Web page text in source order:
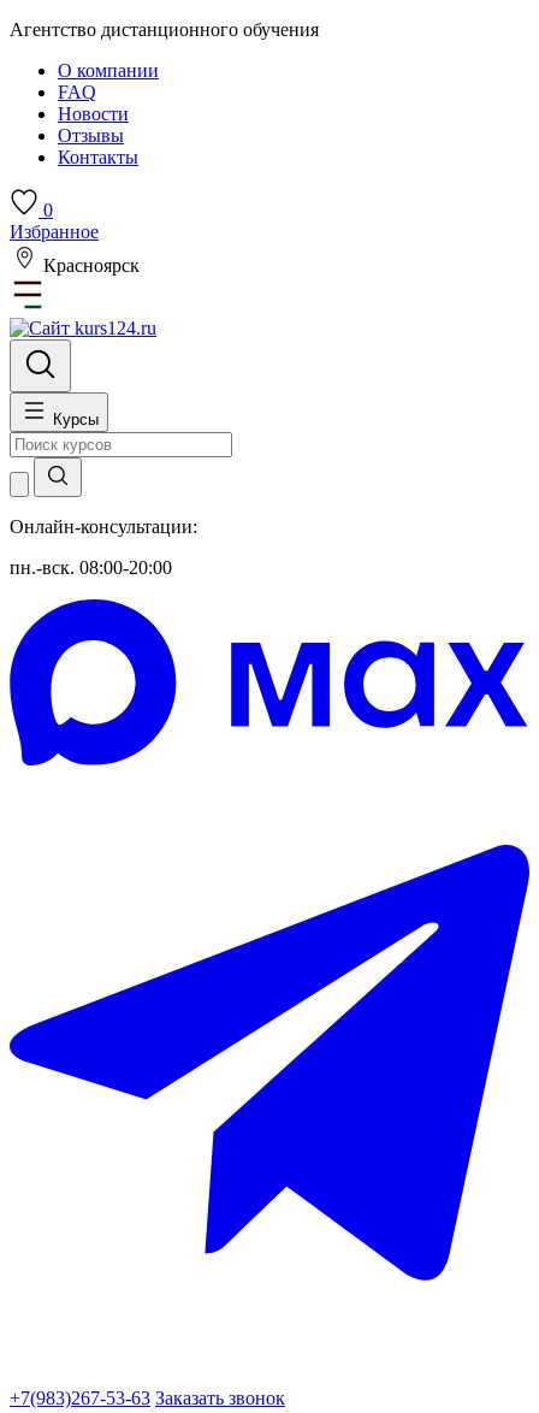
Агентство дистанционного обучения
О компании
FAQ
Новости
Отзывы
Контакты
0
Избранное
Красноярск
Курсы
Онлайн-консультации:
пн.-вск. 08:00-20:00
+7(983)267-53-63 Заказать звонок